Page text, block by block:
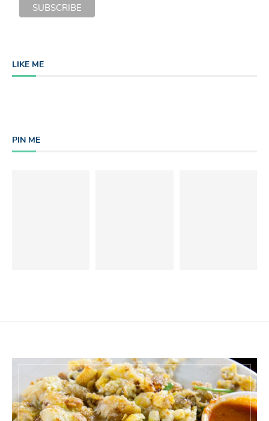
LIKE ME
PIN ME